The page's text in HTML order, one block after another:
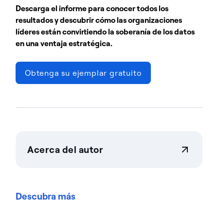
Descarga el informe para conocer todos los
resultados y descubrir cómo las organizaciones
líderes están convirtiendo la soberanía de los datos
en una ventaja estratégica.
Obtenga su ejemplar gratuito
Acerca del autor
organizaciones confían en las soluciones de
Descubra más